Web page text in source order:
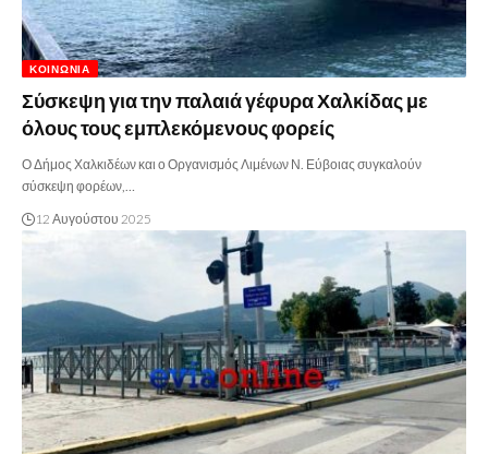
ΚΟΙΝΩΝΊΑ
Σύσκεψη για την παλαιά γέφυρα Χαλκίδας με
όλους τους εμπλεκόμενους φορείς
Ο Δήμος Χαλκιδέων και ο Οργανισμός Λιμένων Ν. Εύβοιας συγκαλούν
σύσκεψη φορέων,…
12 Αυγούστου 2025